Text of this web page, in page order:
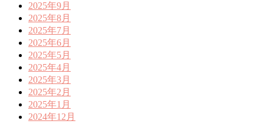
2025年9月
2025年8月
2025年7月
2025年6月
2025年5月
2025年4月
2025年3月
2025年2月
2025年1月
2024年12月